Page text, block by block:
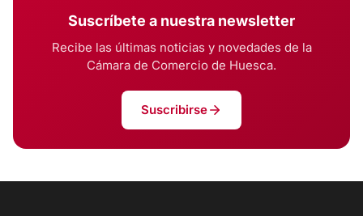
Suscríbete a nuestra newsletter
Recibe las últimas noticias y novedades de la
Cámara de Comercio de Huesca.
Suscribirse